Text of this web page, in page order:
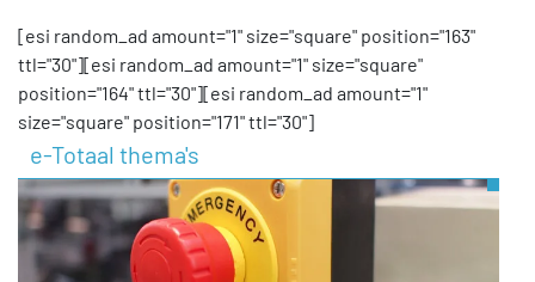
[esi random_ad amount="1" size="square" position="163"
ttl="30"][esi random_ad amount="1" size="square"
position="164" ttl="30"][esi random_ad amount="1"
size="square" position="171" ttl="30"]
e-Totaal thema's